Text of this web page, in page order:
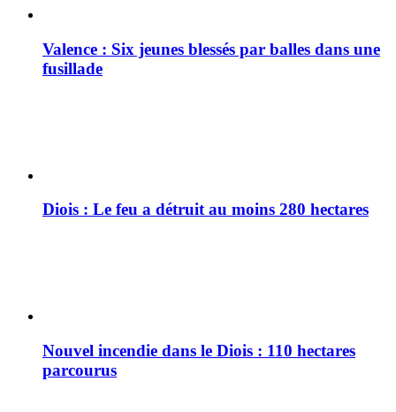
Valence : Six jeunes blessés par balles dans une
fusillade
Diois : Le feu a détruit au moins 280 hectares
Nouvel incendie dans le Diois : 110 hectares
parcourus